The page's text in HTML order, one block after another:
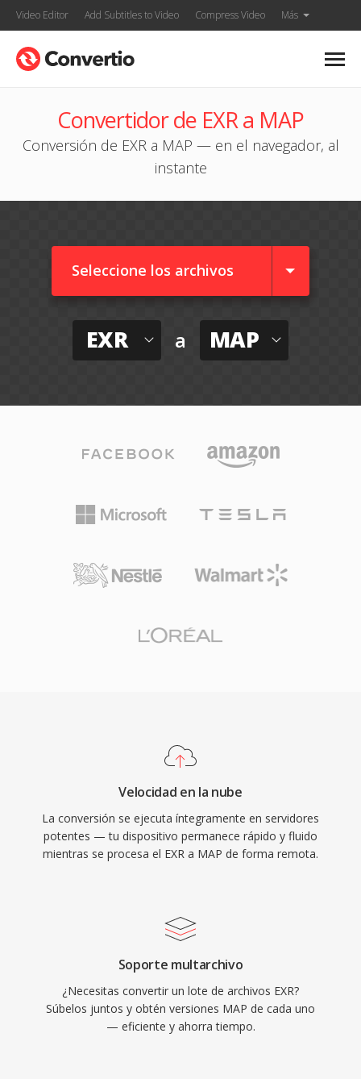
Video Editor Add Subtitles to Video Compress Video Más
Convertidor de EXR a MAP
Conversión de EXR a MAP — en el navegador, al
instante
Seleccione los archivos
EXR a MAP
Velocidad en la nube
La conversión se ejecuta íntegramente en servidores
potentes — tu dispositivo permanece rápido y fluido
mientras se procesa el EXR a MAP de forma remota.
Soporte multarchivo
¿Necesitas convertir un lote de archivos EXR?
Súbelos juntos y obtén versiones MAP de cada uno
— eficiente y ahorra tiempo.